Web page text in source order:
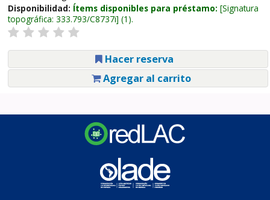
Disponibilidad: Ítems disponibles para préstamo: Signatura
topográfica: 333.793/C8737i (1).
Hacer reserva
Agregar al carrito